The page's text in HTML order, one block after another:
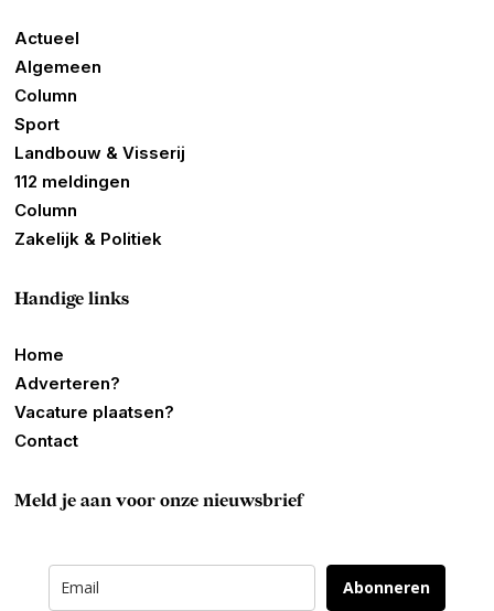
Actueel
Algemeen
Column
Sport
Landbouw & Visserij
112 meldingen
Column
Zakelijk & Politiek
Handige links
Home
Adverteren?
Vacature plaatsen?
Contact
Meld je aan voor onze nieuwsbrief
Abonneren